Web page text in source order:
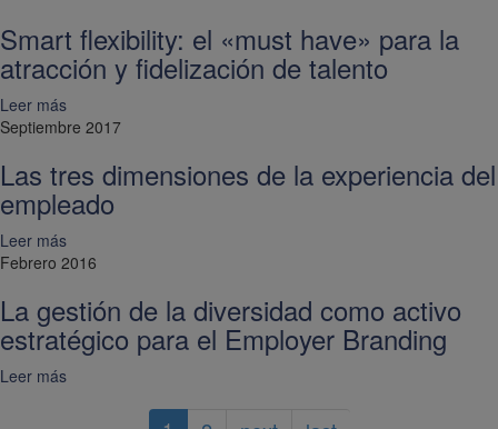
Smart flexibility: el «must have» para la
atracción y fidelización de talento
Leer más
Septiembre 2017
Las tres dimensiones de la experiencia del
empleado
Leer más
Febrero 2016
La gestión de la diversidad como activo
estratégico para el Employer Branding
Leer más